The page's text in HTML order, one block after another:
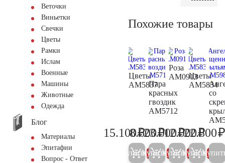
Веточки
Виньетки
Свечки
Цветы
Рамки
Ислам
Военные
Машины
Животные
Одежда
Блог
Материалы
Эпитафии
Вопрос - Ответ
Похожие товары
Цветы
AM5837
15.900
15.100₽
Купить 5%
Пара
красных
гвоздик
AM5712
9.000
8.600₽
Купить 5%
Роза
AM0913
24.200
23.000₽
Купить 5%
Цветы
AM5834
12.000₽
Купить 5%
со
22.800₽